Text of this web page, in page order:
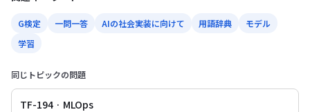
G検定 一問一答 AIの社会実装に向けて 用語辞典
モデル
学習
同じトピックの問題
TF-194 · MLOps